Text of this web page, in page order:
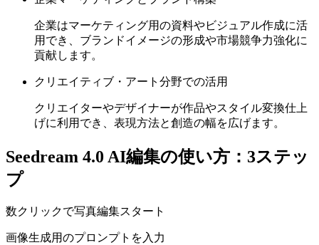
企業はマーケティング用の資料やビジュアル作成に活
用でき、ブランドイメージの形成や市場競争力強化に
貢献します。
クリエイティブ・アート分野での活用
クリエイターやデザイナーが作品やスタイル変換仕上
げに利用でき、表現方法と創造の幅を広げます。
Seedream 4.0 AI編集の使い方：3ステッ
プ
数クリックで写真編集スタート
画像生成用のプロンプトを入力